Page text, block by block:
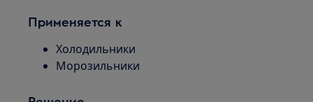
Применяется к
Холодильники
Морозильники